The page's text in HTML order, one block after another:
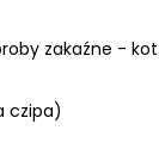
zakaźne - kot
czipa)